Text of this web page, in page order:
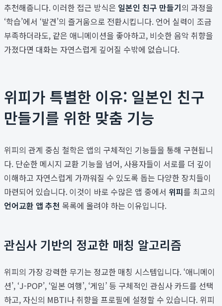
추천해줍니다. 이러한 접근 방식은 일본인 친구 만들기의 과정을
‘학습’에서 ‘발견’의 즐거움으로 전환시킵니다. 언어 실력이 조금
부족하더라도, 같은 애니메이션을 좋아하고, 비슷한 음악 취향을
가졌다면 대화는 자연스럽게 깊어질 수밖에 없습니다.
위피가 특별한 이유: 일본인 친구
만들기를 위한 맞춤 기능
위피의 관계 중심 철학은 앱의 구체적인 기능들을 통해 구현됩니
다. 단순한 메시지 교환 기능을 넘어, 사용자들이 서로를 더 깊이
이해하고 자연스럽게 가까워질 수 있도록 돕는 다양한 장치들이
마련되어 있습니다. 이것이 바로 수많은 앱 중에서 위피를 최고의
언어교환 앱 추천 목록에 올려야 하는 이유입니다.
관심사 기반의 정교한 매칭 알고리즘
위피의 가장 강력한 무기는 정교한 매칭 시스템입니다. ‘애니메이
션’, ‘J-POP’, ‘일본 여행’, ‘게임’ 등 구체적인 관심사 카드를 선택
하고, 자신의 MBTI나 취향을 프로필에 설정할 수 있습니다. 위피